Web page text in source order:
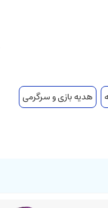
هدیه بازی و سرگرمی